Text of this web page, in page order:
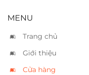
MENU
Trang chủ
Giới thiệu
Cửa hàng